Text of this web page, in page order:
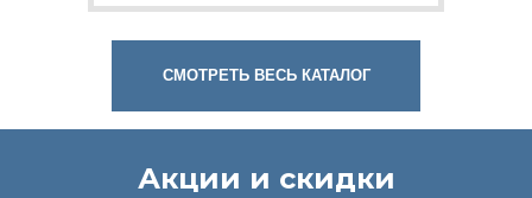
СМОТРЕТЬ ВЕСЬ КАТАЛОГ
Акции и скидки
Вентиляция в здании
В цехах под ключ
В серверных под ключ